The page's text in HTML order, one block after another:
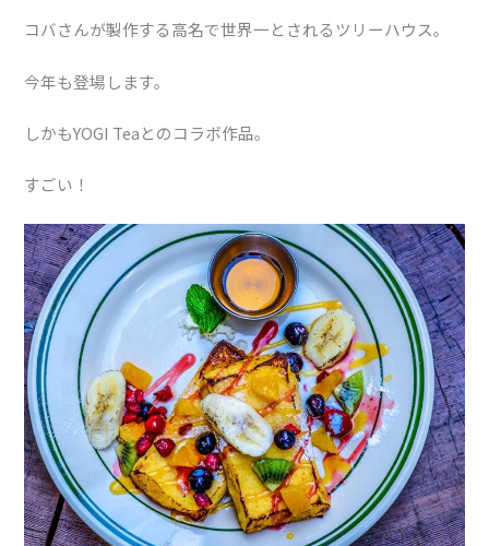
コバさんが製作する高名で世界一とされるツリーハウス。
今年も登場します。
しかもYOGI Teaとのコラボ作品。
すごい！